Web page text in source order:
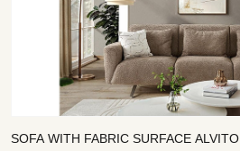
SOFA WITH FABRIC SURFACE ALVITO